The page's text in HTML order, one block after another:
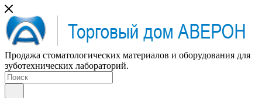
Продажа стоматологических материалов и оборудования для
зуботехнических лабораторий.